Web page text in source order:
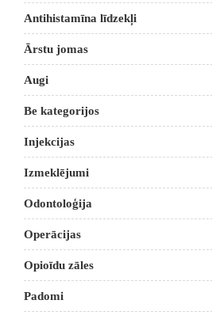
Antihistamīna līdzekļi
Ārstu jomas
Augi
Be kategorijos
Injekcijas
Izmeklējumi
Odontoloģija
Operācijas
Opioīdu zāles
Padomi